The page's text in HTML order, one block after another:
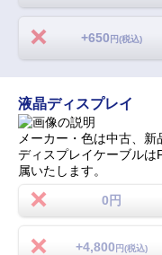
+650 円(税込)
液晶ディスプレイ
メーカー・色は中古、新
ディスプレイケーブルは
属いたします。
0円
+4,800 円(税込)